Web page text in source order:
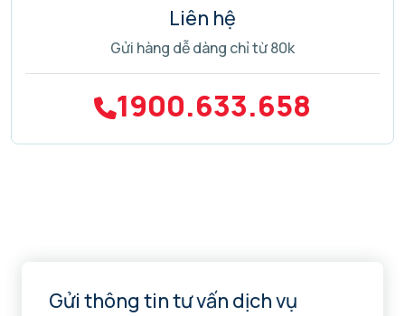
Liên hệ
Gửi hàng dễ dàng chỉ từ 80k
1900.633.658
Gửi thông tin tư vấn dịch vụ